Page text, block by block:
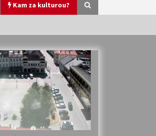
Kam za kulturou?
muzikanti
2026
ploty
2026